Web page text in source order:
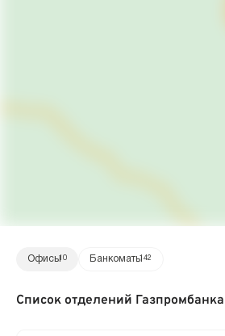
Офисы10 Банкоматы142
Список отделений